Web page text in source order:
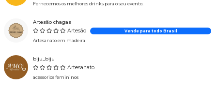
Fornecemos os melhores drinks para o seu evento.
Artesão chagas
Artesão
Vende para todo Brasil
Artesanato em madeira
biju_biju
Artesanato
acessorios femininos